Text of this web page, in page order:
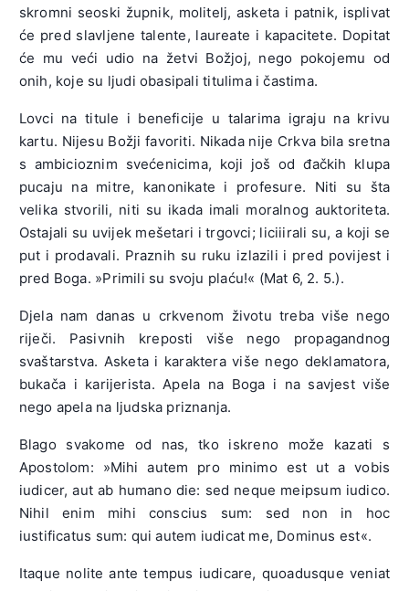
skromni seoski župnik, molitelj, asketa i patnik, isplivat
će pred slavljene talente, laureate i kapacitete. Dopitat
će mu veći udio na žetvi Božjoj, nego pokojemu od
onih, koje su ljudi obasipali titulima i častima.
Lovci na titule i beneficije u talarima igraju na krivu
kartu. Nijesu Božji favoriti. Nikada nije Crkva bila sretna
s ambicioznim svećenicima, koji još od đačkih klupa
pucaju na mitre, kanonikate i profesure. Niti su šta
velika stvorili, niti su ikada imali moralnog auktoriteta.
Ostajali su uvijek mešetari i trgovci; liciiirali su, a koji se
put i prodavali. Praznih su ruku izlazili i pred povijest i
pred Boga. »Primili su svoju plaću!« (Mat 6, 2. 5.).
Djela nam danas u crkvenom životu treba više nego
riječi. Pasivnih kreposti više nego propagandnog
svaštarstva. Asketa i karaktera više nego deklamatora,
bukača i karijerista. Apela na Boga i na savjest više
nego apela na ljudska priznanja.
Blago svakome od nas, tko iskreno može kazati s
Apostolom: »Mihi autem pro minimo est ut a vobis
iudicer, aut ab humano die: sed neque meipsum iudico.
Nihil enim mihi conscius sum: sed non in hoc
iustificatus sum: qui autem iudicat me, Dominus est«.
Itaque nolite ante tempus iudicare, quoadusque veniat